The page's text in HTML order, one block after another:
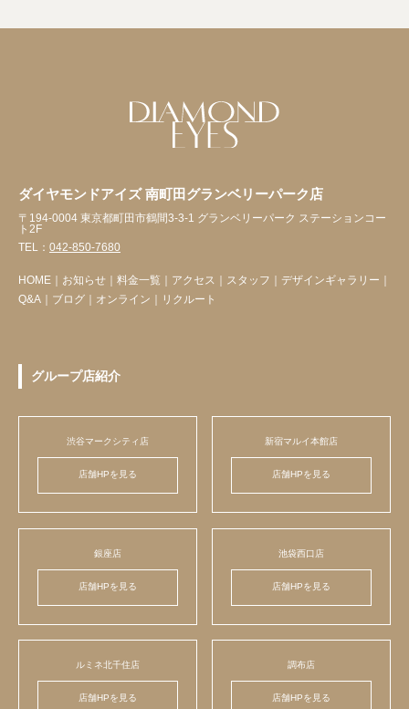
ダイヤモンドアイズ 南町田グランベリーパーク店
〒194-0004 東京都町田市鶴間3-3-1 グランベリーパーク ステーションコー
ト2F
TEL： 042-850-7680
HOME お知らせ 料金一覧 アクセス スタッフ デザインギャラリー
Q&A
ブログ オンライン リクルート
グループ店紹介
渋谷マークシティ店
店舗HPを見る
新宿マルイ本館店
店舗HPを見る
銀座店
店舗HPを見る
池袋西口店
店舗HPを見る
ルミネ北千住店
店舗HPを見る
調布店
店舗HPを見る